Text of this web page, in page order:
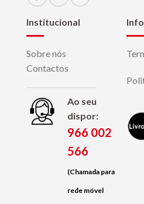
Institucional
Sobre nós
Contactos
Ao seu
dispor:
966 002
566
(Chamada para
rede móvel